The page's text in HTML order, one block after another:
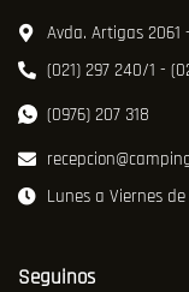
Avda. Artigas
(021) 297 240/1 -
(0976) 207 318
Lunes a Viernes
Seguinos